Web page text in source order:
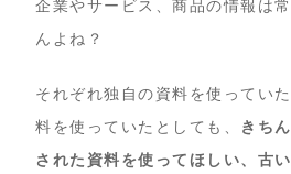
企業やサービス、商品の情報は
んよね？
それぞれ独自の資料を使ってい
料を使っていたとしても、
きち
された資料を使ってほしい、古